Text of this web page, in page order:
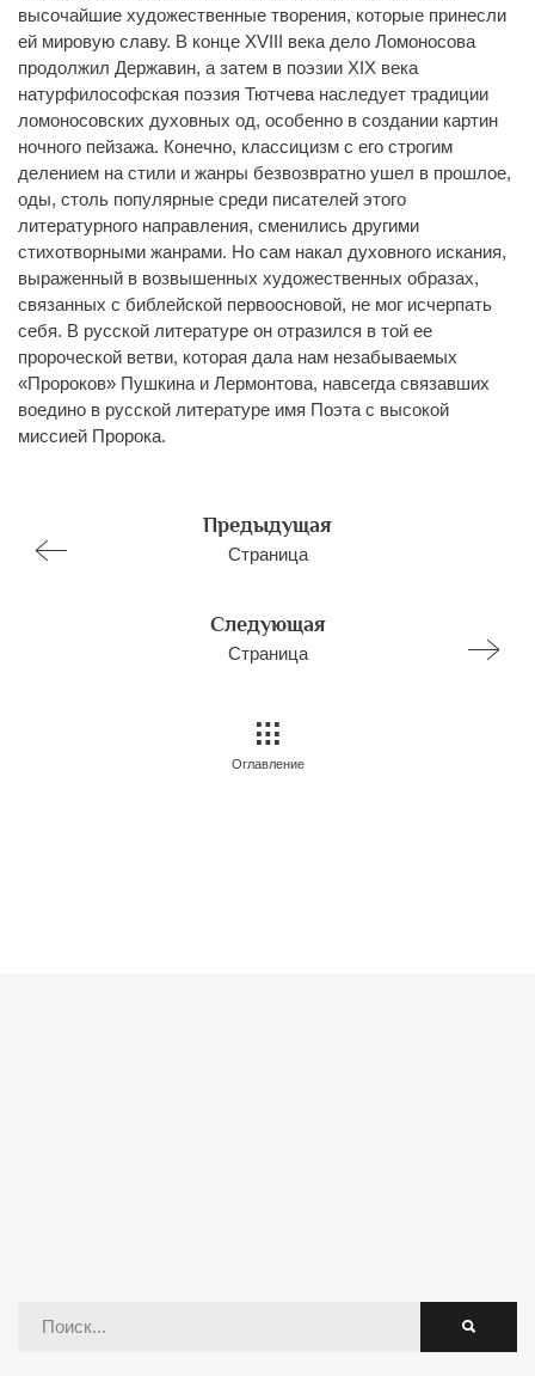
высочайшие художественные творения, которые принесли
ей мировую славу. В конце XVIII века дело Ломоносова
продолжил Державин, а затем в поэзии XIX века
натурфилософская поэзия Тютчева наследует традиции
ломоносовских духовных од, особенно в создании картин
ночного пейзажа. Конечно, классицизм с его строгим
делением на стили и жанры безвозвратно ушел в прошлое,
оды, столь популярные среди писателей этого
литературного направления, сменились другими
стихотворными жанрами. Но сам накал духовного искания,
выраженный в возвышенных художественных образах,
связанных с библейской первоосновой, не мог исчерпать
себя. В русской литературе он отразился в той ее
пророческой ветви, которая дала нам незабываемых
«Пророков» Пушкина и Лермонтова, навсегда связавших
воедино в русской литературе имя Поэта с высокой
миссией Пророка.
Предыдущая
Страница
Следующая
Страница
Оглавление